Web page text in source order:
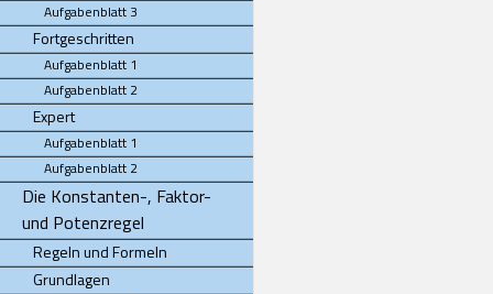
Aufgabenblatt 3
Fortgeschritten
Aufgabenblatt 1
Aufgabenblatt 2
Expert
Aufgabenblatt 1
Aufgabenblatt 2
Die Konstanten-, Faktor-
und Potenzregel
Regeln und Formeln
Grundlagen